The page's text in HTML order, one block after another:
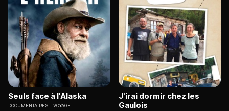
Seuls face à l'Alaska
DOCUMENTAIRES VOYAGE
J'irai dormir chez les
Gaulois